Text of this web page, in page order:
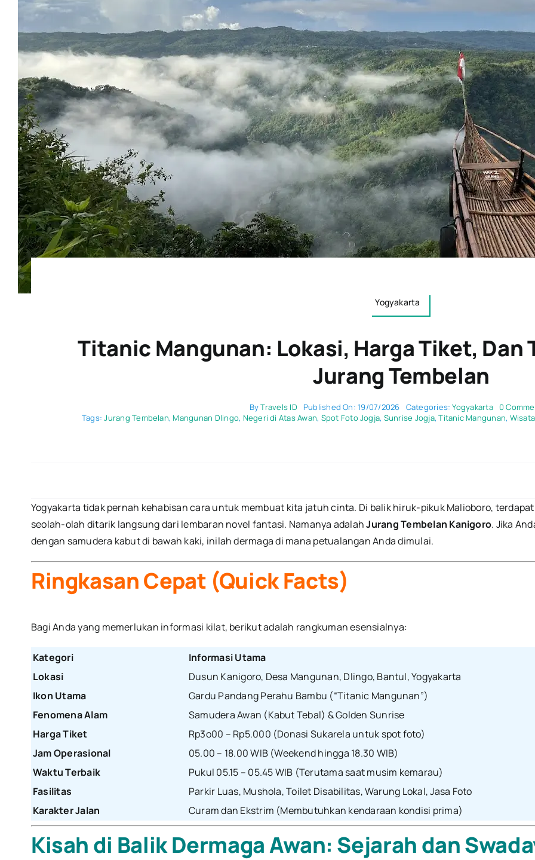
Yogyakarta
Titanic Mangunan: Lokasi, Harga Tiket, Dan
Jurang Tembelan
ByTravels ID Published On: 19/07/2026 Categories:Yogyakarta 0
Tags:Jurang Tembelan,Mangunan Dlingo, Negeri di Atas Awan, Spot Foto Jogja, Sunrise Jogja,Titanic Mangunan,
Yogyakarta tidak pernah kehabisan cara untuk membuat kita jatuh cinta. Di balik hiruk-pikuk Malioboro,
seolah-olah ditarik langsung dari lembaran novel fantasi. Namanya adalahJurang Tembelan Kanigoro. Jika
dengan samudera kabut di bawah kaki, inilah dermaga di mana petualangan Anda dimulai.
Ringkasan Cepat (Quick Facts)
Bagi Anda yang memerlukan informasi kilat, berikut adalah rangkuman esensialnya:
Kategori
Informasi Utama
Lokasi
Dusun Kanigoro, Desa Mangunan, Dlingo, Bantul, Yogyakarta
Ikon Utama
Gardu Pandang Perahu Bambu (“Titanic Mangunan”)
Fenomena Alam
Samudera Awan (Kabut Tebal) & Golden Sunrise
Harga Tiket
Rp3o00 – Rp5.000 (Donasi Sukarela untuk spot foto)
Jam Operasional
05.00 – 18.00 WIB (Weekend hingga 18.30 WIB)
Waktu Terbaik
Pukul 05.15 – 05.45 WIB (Terutama saat musim kemarau)
Fasilitas
Parkir Luas, Mushola, Toilet Disabilitas, Warung Lokal, Jasa Foto
Karakter Jalan
Curam dan Ekstrim (Membutuhkan kendaraan kondisi prima)
Kisah di Balik Dermaga Awan: Sejarah dan